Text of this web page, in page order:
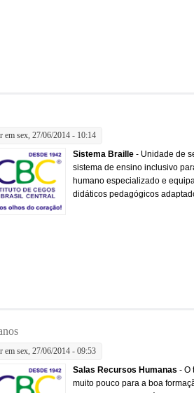
em sex, 27/06/2014 - 10:14
Sistema Braille - Unidade de
sistema de ensino inclusivo
humano especializado e
didáticos pedagógicos
em sex, 27/06/2014 - 09:53
Salas Recursos Humanas - O
muito pouco para a boa